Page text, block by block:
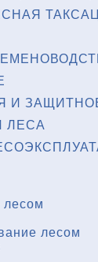
И
ЛЕСА
лесом
лесом